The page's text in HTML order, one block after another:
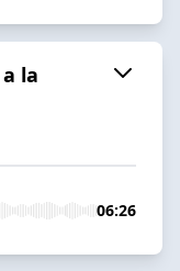
la
06:26